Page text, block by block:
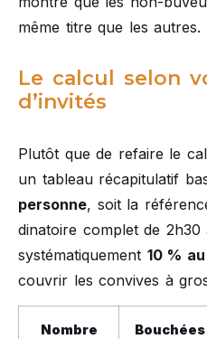
même titre que les autres.
Le calcul selon
d’invités
Plutôt que de refaire le
un tableau récapitulatif
personne, soit la
dinatoire complet de 2h30
systématiquement 10 %
couvrir les convives à
Nombre
Bouchées